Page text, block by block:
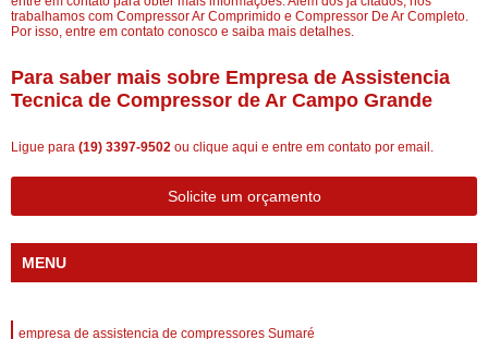
trabalhamos com Compressor Ar Comprimido e Compressor De Ar Completo.
Por isso, entre em contato conosco e saiba mais detalhes.
Para saber mais sobre Empresa de Assistencia
Tecnica de Compressor de Ar Campo Grande
Ligue para (19) 3397-9502 ou clique aqui e entre em contato por email.
Solicite um orçamento
MENU
empresa de assistencia de compressores Sumaré